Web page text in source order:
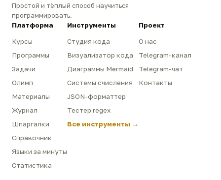
Простой и тёплый способ научиться
программировать.
Платформа
Курсы
Программы
Задачи
Олимп
Материалы
Журнал
Шпаргалки
Справочник
Языки за минуты
Статистика
Инструменты
Студия кода
Визуализатор кода
Диаграммы Mermaid
Системы счисления
JSON-форматтер
Тестер regex
Все инструменты →
Проект
О нас
Telegram-канал
Telegram-чат
Контакты